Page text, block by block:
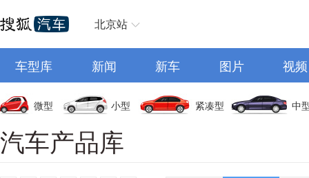
北京站
车型库 新闻 新车 图片 视频
微型 小型 紧凑型 中
汽车产品库
smart
三菱
上汽大通MAXUS
SERES赛力斯
示界